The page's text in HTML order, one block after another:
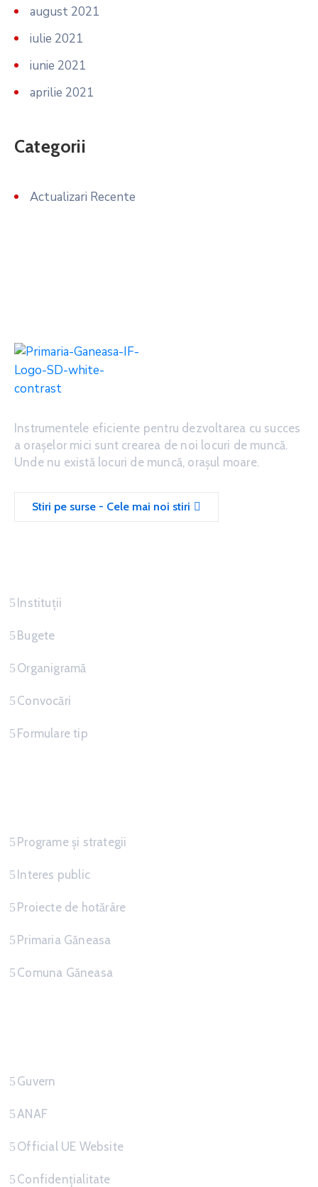
august 2021
iulie 2021
iunie 2021
aprilie 2021
Categorii
Actualizari Recente
Instrumentele eficiente pentru dezvoltarea cu succes
a oraşelor mici sunt crearea de noi locuri de muncă.
Unde nu există locuri de muncă, oraşul moare.
Stiri pe surse - Cele mai noi stiri
Instituții
Bugete
Organigramă
Convocări
Formulare tip
Programe și strategii
Interes public
Proiecte de hotărâre
Primaria Găneasa
Comuna Găneasa
Guvern
ANAF
Official UE Website
Confidențialitate